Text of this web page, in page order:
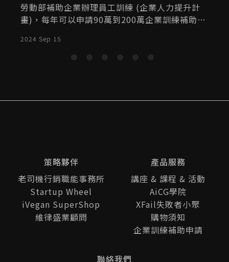
勞動部補助企業辦理員工訓練 (企業人力提升計
畫)，每年可以申請90萬到200萬企業訓練補助！
訓，持續提升員工素質，累積國家人力資本，並
2024 Sep 15
策略夥伴
老司機行銷職能事務所
Startup Wheel
iVegan SuperShop
維律盛業顧問
產品服務
講座 & 課程 & 活動
AiCG學院
XFail失敗者小聚
購物須知
企業訓練補助申請
聯絡我們